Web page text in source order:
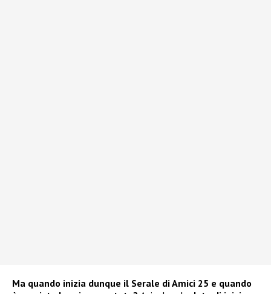
Ma quando inizia dunque il Serale di Amici 25 e quando